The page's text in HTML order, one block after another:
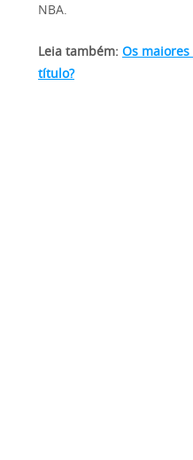
NBA.
Leia também: Os
título?